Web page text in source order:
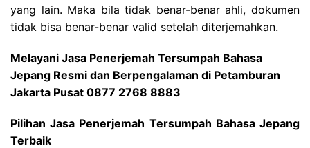
yang lain. Maka bila tidak benar-benar ahli, dokumen
tidak bisa benar-benar valid setelah diterjemahkan.
Melayani Jasa Penerjemah Tersumpah Bahasa
Jepang Resmi dan Berpengalaman di Petamburan
Jakarta Pusat 0877 2768 8883
Pilihan Jasa Penerjemah Tersumpah Bahasa Jepang
Terbaik